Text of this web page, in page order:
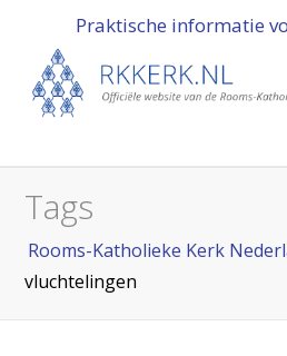
Praktische informatie
Tags
Rooms-Katholieke Kerk
vluchtelingen